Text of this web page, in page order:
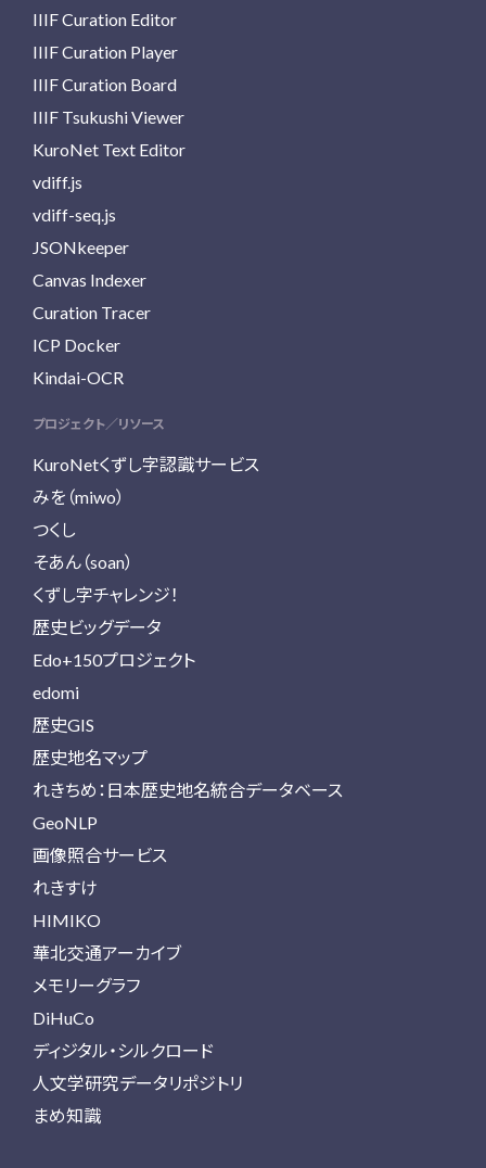
IIIF Curation Editor
IIIF Curation Player
IIIF Curation Board
IIIF Tsukushi Viewer
KuroNet Text Editor
vdiff.js
vdiff-seq.js
JSONkeeper
Canvas Indexer
Curation Tracer
ICP Docker
Kindai-OCR
プロジェクト／リソース
KuroNetくずし字認識サービス
みを（miwo）
つくし
そあん（soan）
くずし字チャレンジ！
歴史ビッグデータ
Edo+150プロジェクト
edomi
歴史GIS
歴史地名マップ
れきちめ：日本歴史地名統合データベース
GeoNLP
画像照合サービス
れきすけ
HIMIKO
華北交通アーカイブ
メモリーグラフ
DiHuCo
ディジタル・シルクロード
人文学研究データリポジトリ
まめ知識